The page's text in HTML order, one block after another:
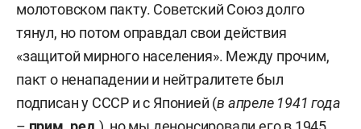
молотовском пакту. Советский Союз долго
тянул, но потом оправдал свои действия
«защитой мирного населения». Между прочим,
пакт о ненападении и нейтралитете был
подписан у СССР и с Японией (в апреле 1941 года